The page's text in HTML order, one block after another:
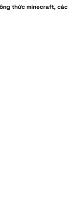
thức minecraft, các